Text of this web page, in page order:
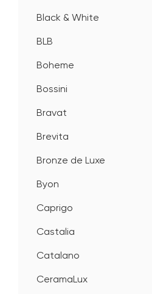
Black & White
BLB
Boheme
Bossini
Bravat
Brevita
Bronze de Luxe
Byon
Caprigo
Castalia
Catalano
CeramaLux